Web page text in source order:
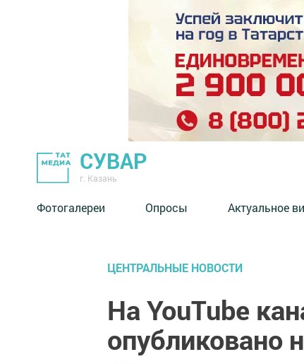
СУВАР
г. Казань
Фотогалереи Опросы Актуальное
ЦЕНТРАЛЬНЫЕ НОВОСТИ
На YouTube
опубликовано